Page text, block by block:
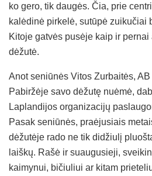
ko gero, tik daugės. Čia, prie
kalėdinė pirkelė, sutūpė zuikučiai
Kitoje gatvės pusėje kaip ir
dėžutė.
Anot seniūnės Vitos Zurbaitės, AB
Pabiržėje savo dėžutę nuėmė,
Laplandijos organizacijų
Pasak seniūnės, praėjusiais
dėžutėje rado ne tik didžiulį
laiškų. Rašė ir suaugusieji,
kaimynui, bičiuliui ar kitam